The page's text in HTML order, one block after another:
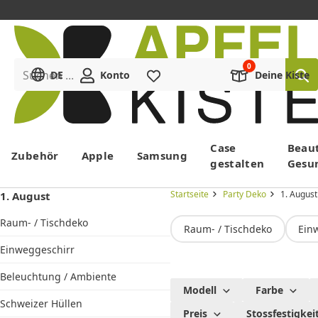
Menü
Suchen ...
DE Konto Deine Kiste
Zubehör Apple Samsung
Case
gestalten
1. August
Raum- / Tischdeko
Einweggeschirr
Beleuchtung / Ambiente
Schweizer Hüllen
Startseite Party Deko 1. August
Raum- / Tischdeko
1.
August
Modell
Farbe
Preis